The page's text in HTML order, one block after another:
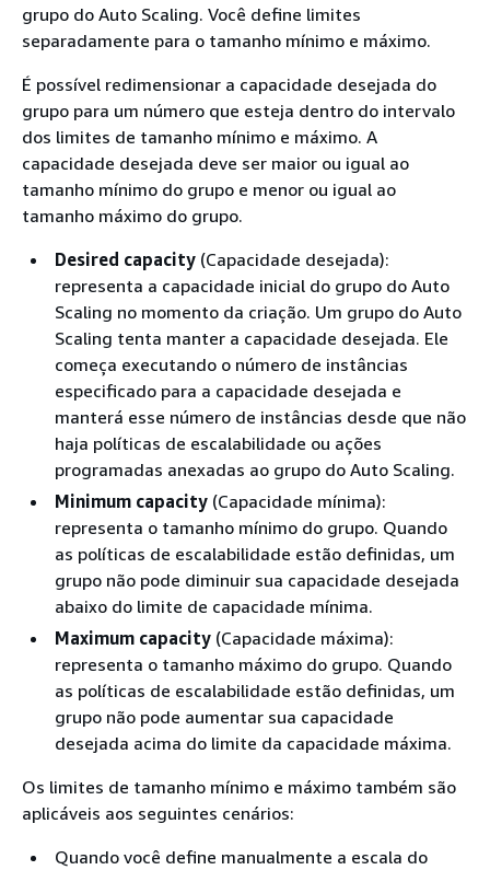
grupo do Auto Scaling. Você define limites
separadamente para o tamanho mínimo e máximo.
É possível redimensionar a capacidade desejada do
grupo para um número que esteja dentro do intervalo
dos limites de tamanho mínimo e máximo. A
capacidade desejada deve ser maior ou igual ao
tamanho mínimo do grupo e menor ou igual ao
tamanho máximo do grupo.
Desired capacity (Capacidade desejada):
representa a capacidade inicial do grupo do Auto
Scaling no momento da criação. Um grupo do Auto
Scaling tenta manter a capacidade desejada. Ele
começa executando o número de instâncias
especificado para a capacidade desejada e
manterá esse número de instâncias desde que não
haja políticas de escalabilidade ou ações
programadas anexadas ao grupo do Auto Scaling.
Minimum capacity (Capacidade mínima):
representa o tamanho mínimo do grupo. Quando
as políticas de escalabilidade estão definidas, um
grupo não pode diminuir sua capacidade desejada
abaixo do limite de capacidade mínima.
Maximum capacity (Capacidade máxima):
representa o tamanho máximo do grupo. Quando
as políticas de escalabilidade estão definidas, um
grupo não pode aumentar sua capacidade
desejada acima do limite da capacidade máxima.
Os limites de tamanho mínimo e máximo também são
aplicáveis aos seguintes cenários:
Quando você define manualmente a escala do